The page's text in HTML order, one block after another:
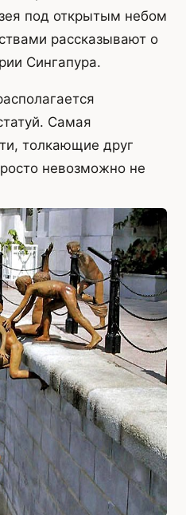
под открытым небом
рассказывают о
Сингапура.
Самая
толкающие друг
невозможно не